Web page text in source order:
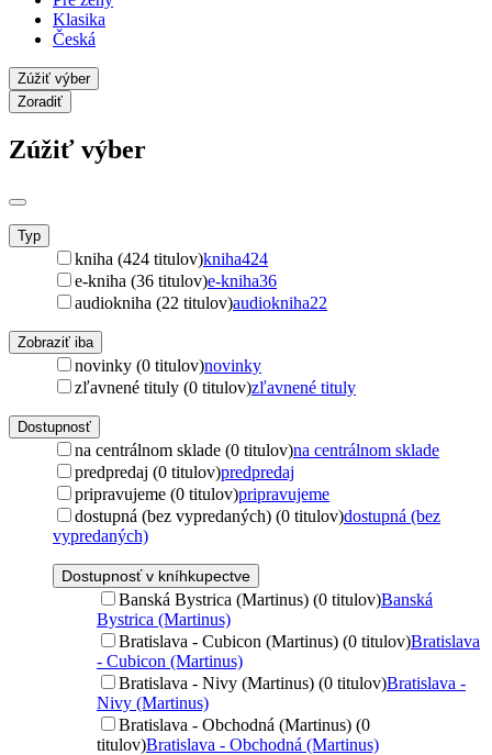
Klasika
Česká
Zúžiť výber
Zoradiť
Zúžiť výber
Typ
kniha (424 titulov)kniha424
e-kniha (36 titulov)e-kniha36
audiokniha (22 titulov)audiokniha22
Zobraziť iba
novinky (0 titulov)novinky
zľavnené tituly (0 titulov)zľavnené tituly
Dostupnosť
na centrálnom sklade (0 titulov)na centrálnom sklade
predpredaj (0 titulov)predpredaj
pripravujeme (0 titulov)pripravujeme
dostupná (bez vypredaných) (0 titulov)dostupná (bez
vypredaných)
Dostupnosť v kníhkupectve
Banská Bystrica (Martinus) (0 titulov)Banská
Bystrica (Martinus)
Bratislava - Cubicon (Martinus) (0 titulov)Bratislava
- Cubicon (Martinus)
Bratislava - Nivy (Martinus) (0 titulov)Bratislava -
Nivy (Martinus)
Bratislava - Obchodná (Martinus) (0
titulov)Bratislava - Obchodná (Martinus)